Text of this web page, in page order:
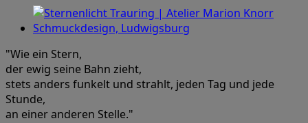
"Wie ein Stern,
der ewig seine Bahn zieht,
stets anders funkelt und strahlt, jeden Tag und jede
Stunde,
an einer anderen Stelle."